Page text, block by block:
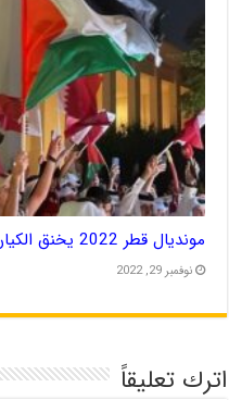
مونديال قطر 2022 يخنق الكيان الصهيوني ويعزله
نوفمبر 29, 2022
اترك تعليقاً